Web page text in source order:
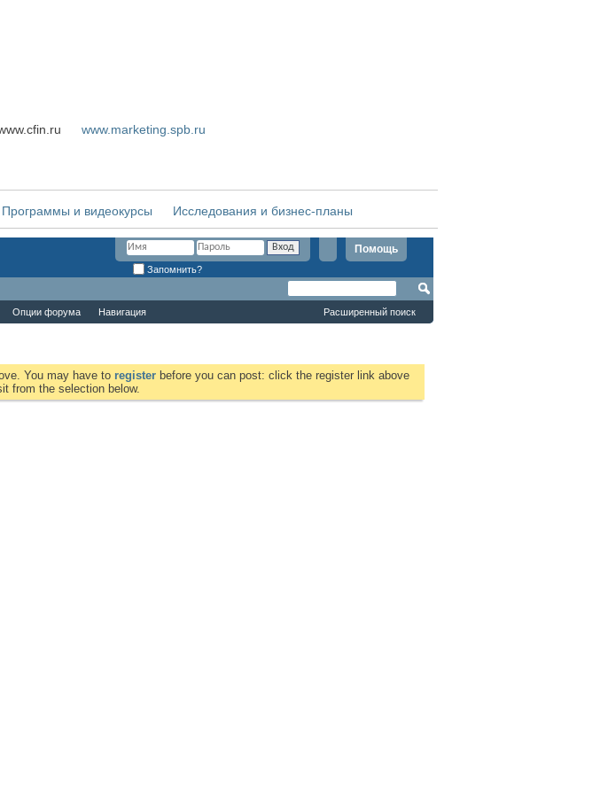
www.marketing.spb.ru
Программы и видеокурсы Исследования и бизнес-планы
Помощь
Запомнить?
Опции форума Навигация Расширенный поиск
You may have to register before you can post: click the register link above
from the selection below.